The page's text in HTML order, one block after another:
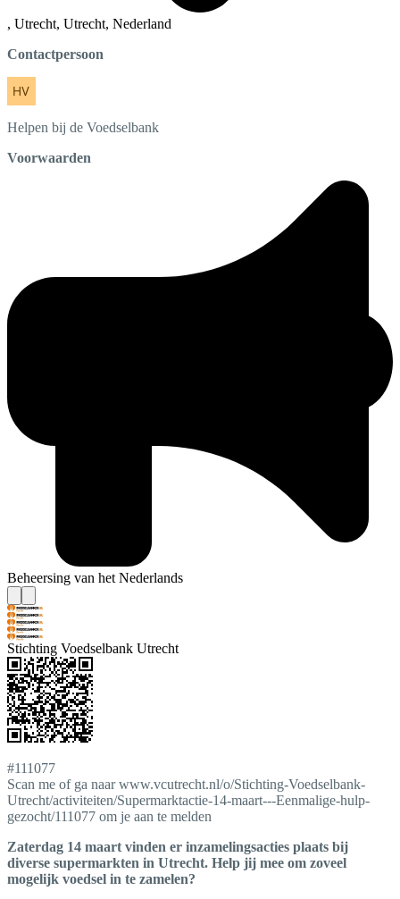
, Utrecht, Utrecht, Nederland
Contactpersoon
Helpen bij de Voedselbank
Voorwaarden
Beheersing van het Nederlands
Stichting Voedselbank Utrecht
#111077
Scan me of ga naar www.vcutrecht.nl/o/Stichting-Voedselbank-
Utrecht/activiteiten/Supermarktactie-14-maart---Eenmalige-hulp-
gezocht/111077 om je aan te melden
Zaterdag 14 maart vinden er inzamelingsacties plaats bij
diverse supermarkten in Utrecht. Help jij mee om zoveel
mogelijk voedsel in te zamelen?